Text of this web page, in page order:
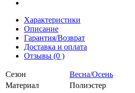
Характеристики
Описание
Гарантия/Возврат
Доставка и оплата
Отзывы (0 )
Сезон
Весна/Осень
Материал
Полиэстер